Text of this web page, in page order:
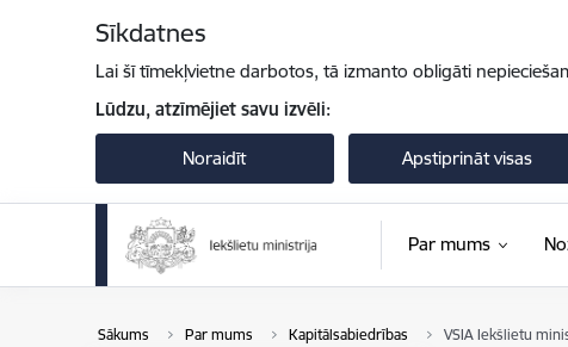
Sīkdatnes
Lai šī tīmekļvietne darbotos, tā izmanto obligāti
Lūdzu, atzīmējiet savu izvēli:
Noraidīt Apstiprināt visas
Par mums
Sākums Par mums Kapitālsabiedrības VSIA Iekšlietu